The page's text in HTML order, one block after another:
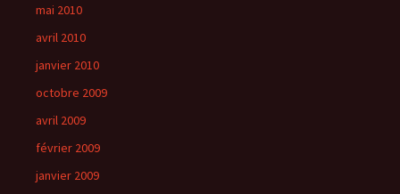
mai 2010
avril 2010
janvier 2010
octobre 2009
avril 2009
février 2009
janvier 2009